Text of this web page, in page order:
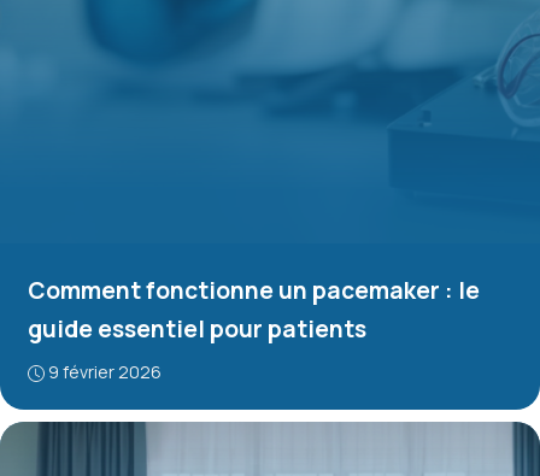
Comment fonctionne un pacemaker : le
guide essentiel pour patients
9 février 2026